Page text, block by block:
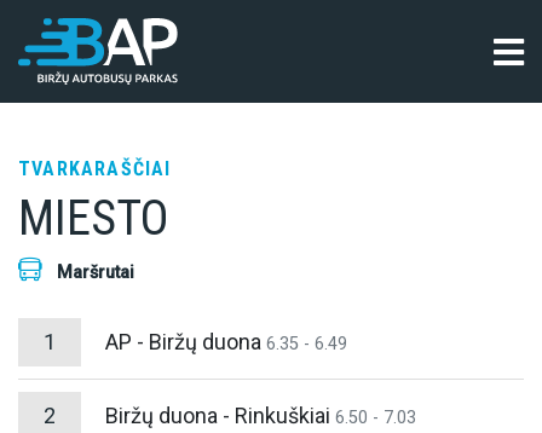
TVARKARAŠČIAI
MIESTO
Maršrutai
1 AP - Biržų duona 6.35 - 6.49
2 Biržų duona - Rinkuškiai 6.50 - 7.03